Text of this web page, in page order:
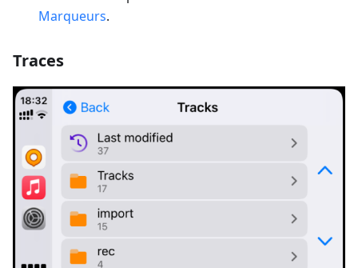
Marqueurs.
Traces